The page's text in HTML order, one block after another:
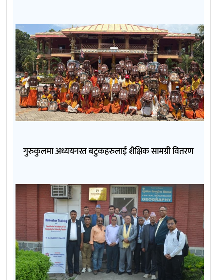
गुरुकुलमा अध्ययनरत बटुकहरुलाई शैक्षिक सामग्री वितरण